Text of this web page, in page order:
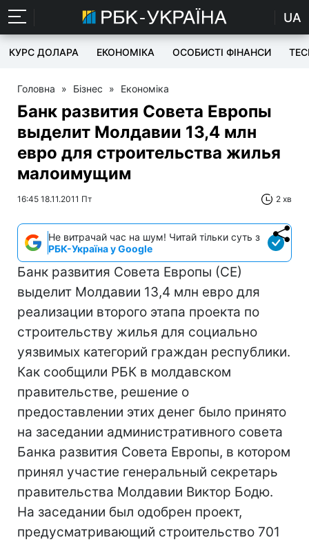
UA
КУРС ДОЛАРА ЕКОНОМІКА ОСОБИСТІ ФІНАНСИ
Головна » Бізнес » Економіка
Банк развития Совета Европы
выделит Молдавии 13,4 млн
евро для строительства жилья
малоимущим
16:45 18.11.2011 Пт 2 хв
Не витрачай час на шум! Читай тільки суть з
РБК-Україна у Google
Банк развития Совета Европы (СЕ)
выделит Молдавии 13,4 млн евро для
реализации второго этапа проекта по
строительству жилья для социально
уязвимых категорий граждан республики.
Как сообщили РБК в молдавском
правительстве, решение о
предоставлении этих денег было принято
на заседании административного совета
Банка развития Совета Европы, в котором
принял участие генеральный секретарь
правительства Молдавии Виктор Бодю.
На заседании был одобрен проект,
предусматривающий строительство 701